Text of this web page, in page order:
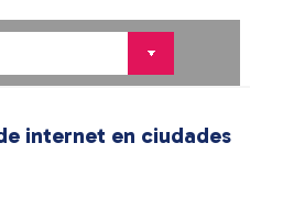
internet en ciudades